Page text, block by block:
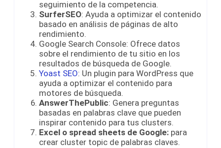
seguimiento de la competencia.
SurferSEO: Ayuda a optimizar el contenido
basado en análisis de páginas de alto
rendimiento.
Google Search Console: Ofrece datos
sobre el rendimiento de tu sitio en los
resultados de búsqueda de Google.
Yoast SEO: Un plugin para WordPress que
ayuda a optimizar el contenido para
motores de búsqueda.
AnswerThePublic: Genera preguntas
basadas en palabras clave que pueden
inspirar contenido para tus clusters.
Excel o spread sheets de Google: para
crear cluster topic de palabras claves.